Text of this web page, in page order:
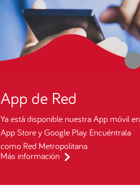
App de Red
Ya está disponible nuestra App móvil en
App Store y Google Play. Encuéntrala
como Red Metropolitana.
Más información